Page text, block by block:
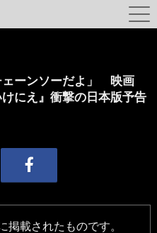
ェーンソーだよ」 映画
にえ』衝撃の日本版予告
掲載されたものです。